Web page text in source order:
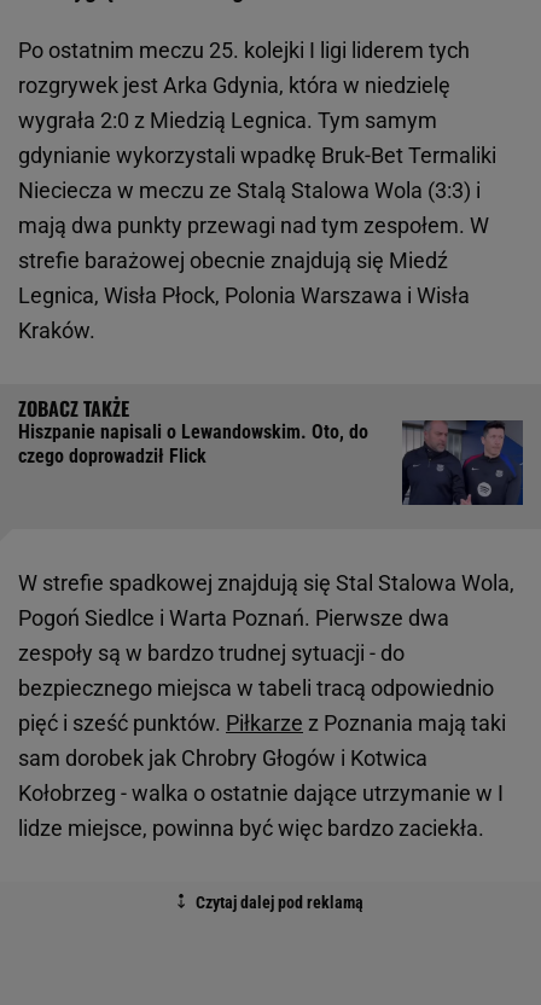
Po ostatnim meczu 25. kolejki I ligi liderem tych
rozgrywek jest Arka Gdynia, która w niedzielę
wygrała 2:0 z Miedzią Legnica. Tym samym
gdynianie wykorzystali wpadkę Bruk-Bet Termaliki
Nieciecza w meczu ze Stalą Stalowa Wola (3:3) i
mają dwa punkty przewagi nad tym zespołem. W
strefie barażowej obecnie znajdują się Miedź
Legnica, Wisła Płock, Polonia Warszawa i Wisła
Kraków.
Hiszpanie napisali o Lewandowskim. Oto, do
czego doprowadził Flick
W strefie spadkowej znajdują się Stal Stalowa Wola,
Pogoń Siedlce i Warta Poznań. Pierwsze dwa
zespoły są w bardzo trudnej sytuacji - do
bezpiecznego miejsca w tabeli tracą odpowiednio
pięć i sześć punktów. Piłkarze z Poznania mają taki
sam dorobek jak Chrobry Głogów i Kotwica
Kołobrzeg - walka o ostatnie dające utrzymanie w I
lidze miejsce, powinna być więc bardzo zaciekła.